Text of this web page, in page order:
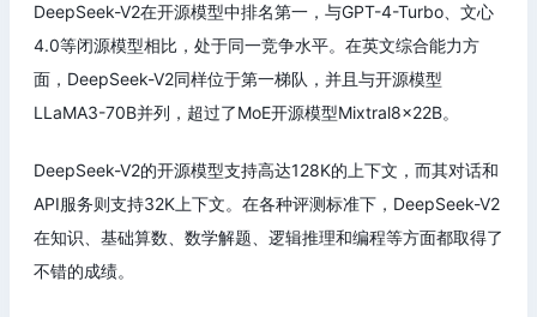
DeepSeek-V2在开源模型中排名第一，与GPT-4-Turbo、文心
4.0等闭源模型相比，处于同一竞争水平。在英文综合能力方
面，DeepSeek-V2同样位于第一梯队，并且与开源模型
LLaMA3-70B并列，超过了MoE开源模型Mixtral8x22B。
DeepSeek-V2的开源模型支持高达128K的上下文，而其对话和
API服务则支持32K上下文。在各种评测标准下，DeepSeek-V2
在知识、基础算数、数学解题、逻辑推理和编程等方面都取得了
不错的成绩。